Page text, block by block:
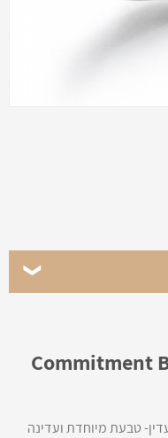
טבעת מיוחדת ועדינה